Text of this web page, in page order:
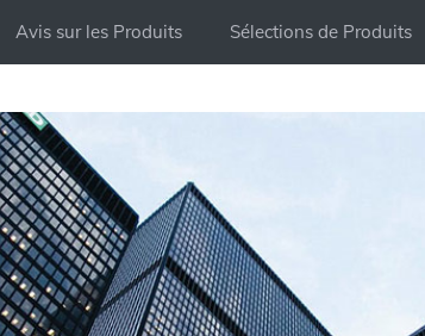
Avis sur les Produits Sélections de Produits